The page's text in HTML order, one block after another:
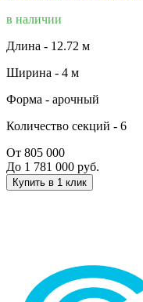
в наличии
Длина - 12.72 м
Ширина - 4 м
Форма - арочный
Количество секций - 6
От 805 000
До 1 781 000 руб.
Купить в 1 клик